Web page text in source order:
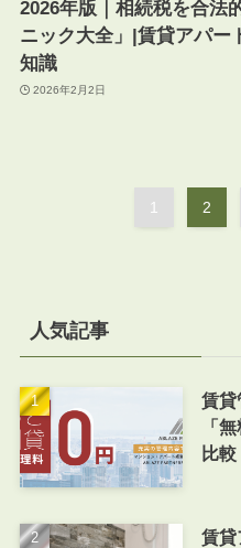
2026年版｜相続税を合法
ニック大全」|賃貸アパー
知識
2026年2月2日
1 2
人気記事
賃貸
「
比較
賃貸